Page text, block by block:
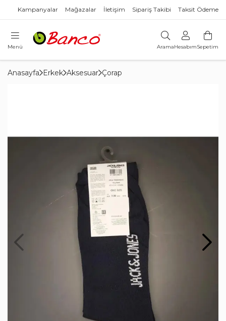
Kampanyalar Mağazalar İletişim Sipariş Takibi Taksit Ödeme
Menü AramaHesabımSepetim
Anasayfa Erkek Aksesuar Çorap